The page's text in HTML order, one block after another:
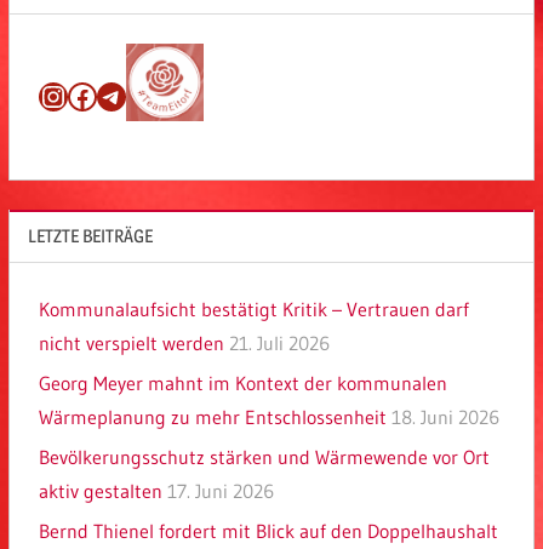
Instagram
Facebook
Telegram
LETZTE BEITRÄGE
Kommunalaufsicht bestätigt Kritik – Vertrauen darf
nicht verspielt werden 21. Juli 2026
Georg Meyer mahnt im Kontext der kommunalen
Wärmeplanung zu mehr Entschlossenheit 18. Juni 2026
Bevölkerungsschutz stärken und Wärmewende vor Ort
aktiv gestalten 17. Juni 2026
Bernd Thienel fordert mit Blick auf den Doppelhaushalt